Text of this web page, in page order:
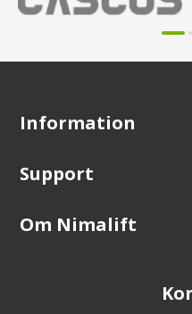
Information
Support
Om Nimalift